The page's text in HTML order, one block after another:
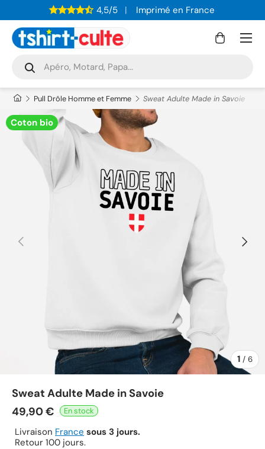
ALLER AU CONTENU
4,5/5 Imprimé en France
Recherche
Rechercher
Panier
Menu
Pull Drôle Homme et Femme Sweat Adulte Made in Savoie
Coton bio
PRÉCÉDENT
1 / de
6
Sweat Adulte Made in Savoie
49,90 €
Livraison France sous 3 jours.
Retour 100 jours.